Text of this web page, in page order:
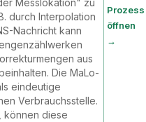
Messlokation" zu
durch Interpolation
Nachricht kann
aus
Die MaLo-
eindeutige
Verbrauchsstelle.
können diese
Prozess
öffnen
→